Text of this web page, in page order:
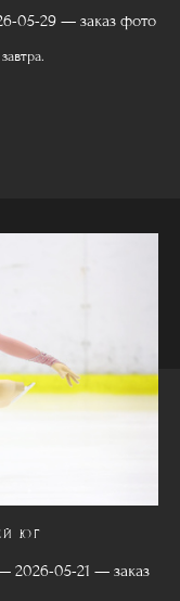
05-29 — заказ фото
ЮГ
05-21 — заказ